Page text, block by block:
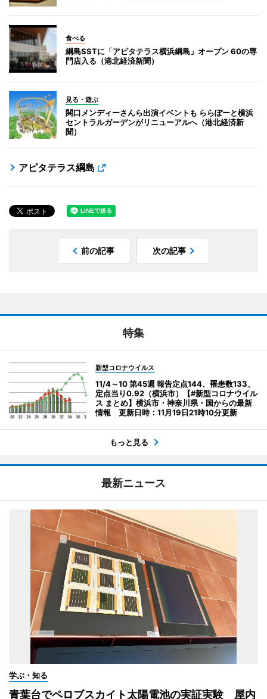
食べる
綱島SSTに「アピタテラス横浜綱島」オープン 60の専
門店入る（港北経済新聞）
見る・遊ぶ
関口メンディーさんら出演イベントも ららぽーと横浜
セントラルガーデンがリニューアルへ（港北経済新
聞）
アピタテラス綱島
前の記事 次の記事
特集
新型コロナウイルス
11/4～10 第45週 報告定点144、罹患数133、
定点当り0.92（横浜市）【#新型コロナウイル
ス まとめ】横浜市・神奈川県・国からの最新
情報 更新日時：11月19日21時10分更新
もっと見る
最新ニュース
学ぶ・知る
青葉台でペロブスカイト太陽電池の実証実験 屋内